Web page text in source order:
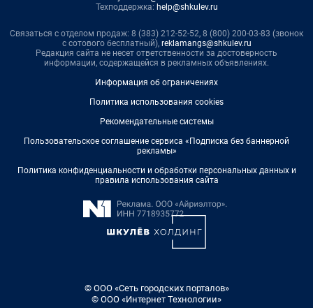
Техподдержка: help@shkulev.ru
Связаться с отделом продаж: 8 (383) 212-52-52, 8 (800) 200-03-83 (звонок
с сотового бесплатный), reklamangs@shkulev.ru
Редакция сайта не несет ответственности за достоверность
информации, содержащейся в рекламных объявлениях.
Информация об ограничениях
Политика использования cookies
Рекомендательные системы
Пользовательское соглашение сервиса «Подписка без баннерной
рекламы»
Политика конфиденциальности и обработки персональных данных и
правила использования сайта
© ООО «Сеть городских порталов»
© ООО «Интернет Технологии»